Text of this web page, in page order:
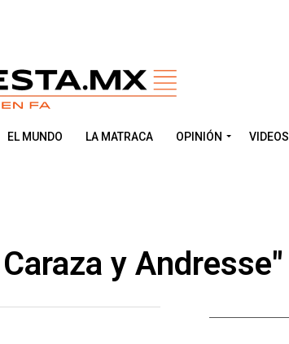
EL MUNDO LA MATRACA OPINIÓN VIDEOS
y Andresse"